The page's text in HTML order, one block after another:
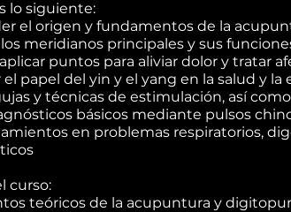
lo siguiente:
el origen y fundamentos de la
meridianos principales y sus
puntos para aliviar dolor y tratar
el papel del yin y el yang en la salud y la
y técnicas de estimulación, así
básicos mediante pulsos
en problemas respiratorios,
curso:
teóricos de la acupuntura y